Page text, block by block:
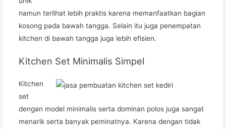
namun terlihat lebih praktis karena memanfaatkan bagian
kosong pada bawah tangga. Selain itu juga penempatan
kitchen di bawah tangga juga lebih efisien.
Kitchen Set Minimalis Simpel
Kitchen
set
dengan model minimalis serta dominan polos juga sangat
menarik serta banyak peminatnya. Karena dengan tidak